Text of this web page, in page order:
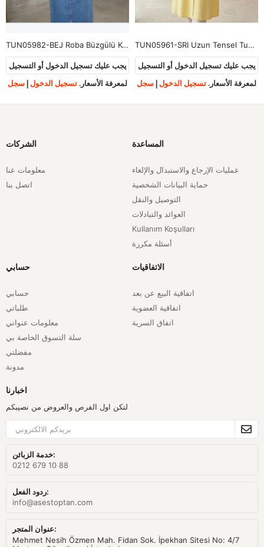
TUN05982-BEJ Roba Büzgülü Kol Lastik Tunik-Bej
يجب عليك تسجيل الدخول أو التسجيل
لمعرفة الأسعار. تسجيل الدخول | سجل
TUN05961-SRI Uzun Tensel Tunik-Sarı
يجب عليك تسجيل الدخول أو التسجيل
لمعرفة الأسعار. تسجيل الدخول | سجل
الشركات
معلومات عنا
اتصل بنا
المساعدة
عمليات الإرجاع والاستبدال والإلغاء
حماية البيانات الشخصية
التوصيل والنقل
العوائد والتبادلات
Kullanım Koşulları
أسئلة مكررة
حسابي
حسابي
طلباتي
معلومات عنواني
سلة التسوق الخاصة بي
مفضلتي
مدونة
الاتفاقيات
اتفاقية البيع عن بعد
اتفاقية العضوية
اتفاق السرية
اخبارنا
لتكن اول الفرص والعروض من نصيبكم
خدمة الزبائن:
0212 679 10 88
ردود الفعل:
info@asestoptan.com
عنوان المتجر:
Mehmet Nesih Özmen Mah. Fidan Sok. İpekhan Sitesi No: 4/7